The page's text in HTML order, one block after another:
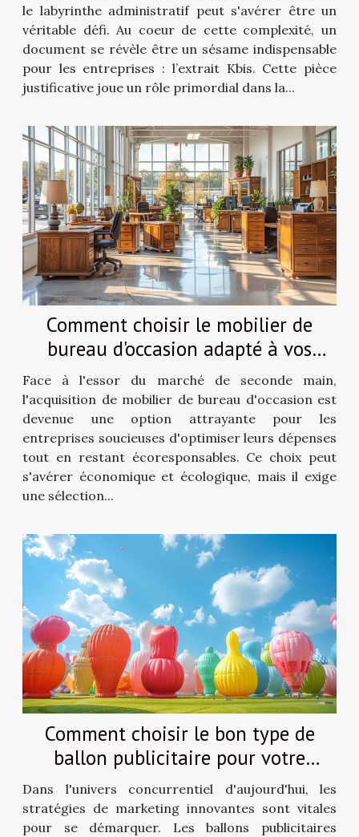
le labyrinthe administratif peut s'avérer être un
véritable défi. Au coeur de cette complexité, un
document se révèle être un sésame indispensable
pour les entreprises : l’extrait Kbis. Cette pièce
justificative joue un rôle primordial dans la...
Comment choisir le mobilier de
bureau d'occasion adapté à vos
besoins
Face à l'essor du marché de seconde main,
l'acquisition de mobilier de bureau d'occasion est
devenue une option attrayante pour les
entreprises soucieuses d'optimiser leurs dépenses
tout en restant écoresponsables. Ce choix peut
s'avérer économique et écologique, mais il exige
une sélection...
Comment choisir le bon type de
ballon publicitaire pour votre
marque
Dans l'univers concurrentiel d'aujourd'hui, les
stratégies de marketing innovantes sont vitales
pour se démarquer. Les ballons publicitaires